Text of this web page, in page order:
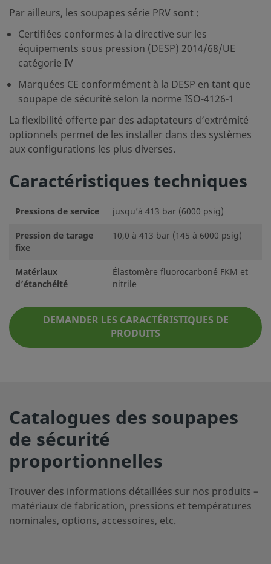
Par ailleurs, les soupapes série PRV sont :
Certifiées conformes à la directive sur les
équipements sous pression (DESP) 2014/68/UE
catégorie IV
Marquées CE conformément à la DESP en tant que
soupape de sécurité selon la norme ISO-4126-1
La flexibilité offerte par des adaptateurs d’extrémité
optionnels permet de les installer dans des systèmes
aux configurations les plus diverses.
Caractéristiques techniques
Pressions de service
jusqu’à 413 bar (6000 psig)
Pression de tarage
fixe
10,0 à 413 bar (145 à 6000 psig)
Matériaux
d’étanchéité
Élastomère fluorocarboné FKM et
nitrile
DEMANDER LES CARACTÉRISTIQUES DE
PRODUITS
Catalogues des soupapes
de sécurité
proportionnelles
Trouver des informations détaillées sur nos produits –
matériaux de fabrication, pressions et températures
nominales, options, accessoires, etc.